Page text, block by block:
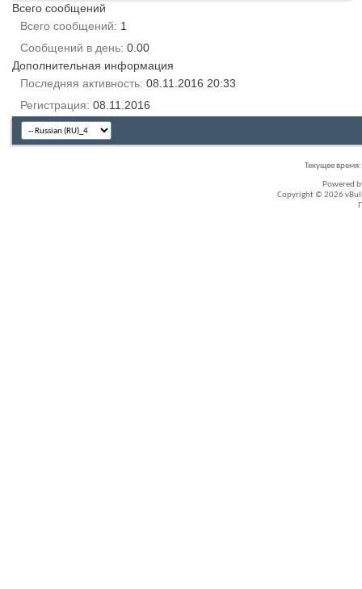
Всего сообщений
Всего сообщений
1
Сообщений в день 0.00
Дополнительная информация
Последняя активность 08.11.2016 20:33
Регистрация 08.11.2016
Текущее время:
Powered
Copyright © 2026